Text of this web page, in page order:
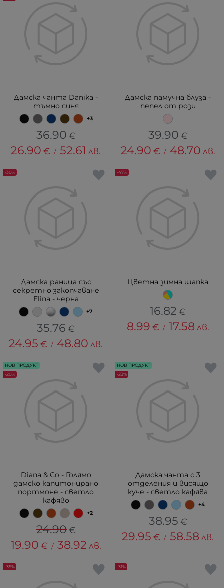
Дамска чанта Danika -
тъмно синя
+3
36.90 €
26.90 € / 52.61 лв.
Дамска памучна блуза -
пепел от рози
39.90 €
24.90 € / 48.70 лв.
Дамска раница със
секретно закопчаване
Elina - черна
+7
35.76€
24.95 € / 48.80 лв.
-30%
Цветна зимна шапка
16.82€
8.99 € / 17.58 лв.
-47%
Diana & Co - Голямо
дамско капитонирано
портмоне - светло
кафяво
+2
24.90 €
19.90 € / 38.92 лв.
НОВ ПРОДУКТ
-20%
Дамска чанта с 3
отделения и висящо
куче - светло кафява
+4
38.95 €
29.95 € / 58.58 лв.
НОВ ПРОДУКТ
-23%
-35% -31%